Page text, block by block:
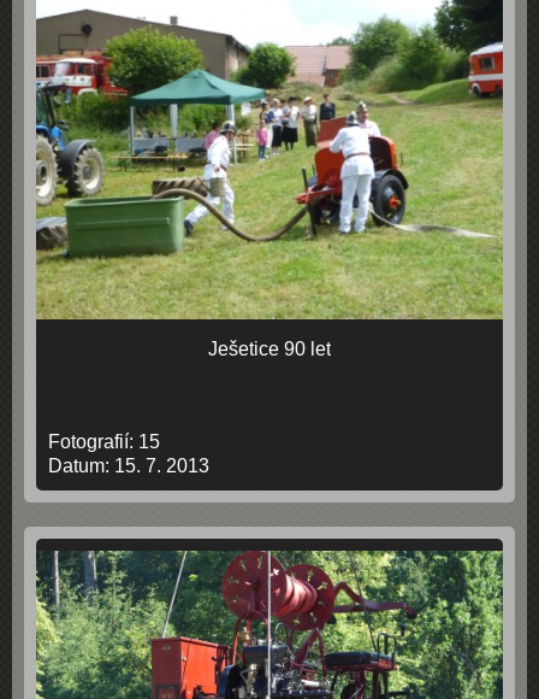
Ješetice 90 let
Fotografií: 15
Datum: 15. 7. 2013